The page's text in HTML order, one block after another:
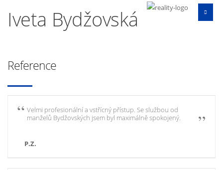
Iveta Bydžovská
Reference
Velmi profesionální a vstřícný přístup. Se službou od
manželů Bydžovských jsem byl maximálně spokojený.
P.Z.